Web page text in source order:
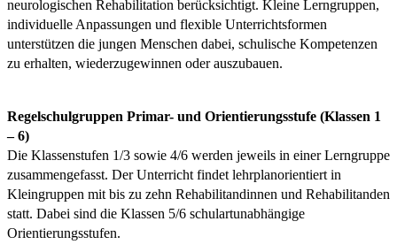
neurologischen Rehabilitation berücksichtigt. Kleine Lerngruppen,
individuelle Anpassungen und flexible Unterrichtsformen
unterstützen die jungen Menschen dabei, schulische Kompetenzen
zu erhalten, wiederzugewinnen oder auszubauen.
Regelschulgruppen Primar- und Orientierungsstufe (Klassen 1
– 6)
Die Klassenstufen 1/3 sowie 4/6 werden jeweils in einer Lerngruppe
zusammengefasst. Der Unterricht findet lehrplanorientiert in
Kleingruppen mit bis zu zehn Rehabilitandinnen und Rehabilitanden
statt. Dabei sind die Klassen 5/6 schulartunabhängige
Orientierungsstufen.